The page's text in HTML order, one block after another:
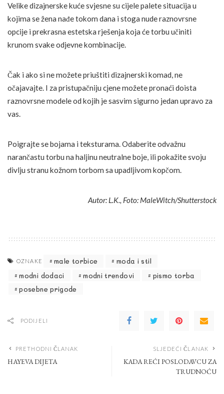
Velike dizajnerske kuće svjesne su cijele palete situacija u
kojima se žena nađe tokom dana i stoga nude raznovrsne
opcije i prekrasna estetska rješenja koja će torbu učiniti
krunom svake odjevne kombinacije.
Čak i ako si ne možete priuštiti dizajnerski komad, ne
očajavajte. I za pristupačniju cjene možete pronaći doista
raznovrsne modele od kojih je sasvim sigurno jedan upravo za
vas.
Poigrajte se bojama i teksturama. Odaberite odvažnu
narančastu torbu na haljinu neutralne boje, ili pokažite svoju
divlju stranu kožnom torbom sa upadljivom kopčom.
Autor: L.K., Foto: MaleWitch/Shutterstock
OZNAKE male torbice
moda i stil
modni dodaci
modni trendovi
pismo torba
posebne prigode
PODIJELI
PRETHODNI ČLANAK
HAYEVA DIJETA
SLJEDEĆI ČLANAK
KADA REĆI POSLODAVCU ZA
TRUDNOĆU